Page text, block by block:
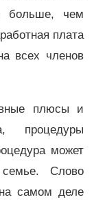
больше, чем
плата
всех членов
плюсы и
процедуры
может
Слово
самом деле